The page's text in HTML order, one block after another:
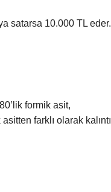
satarsa ​​10.000 TL eder.
formik asit,
farklı olarak kalıntı